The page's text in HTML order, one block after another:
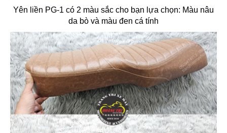
Yên liền PG-1 có 2 màu sắc cho bạn lựa chọn: Màu nâu
da bò và màu đen cá tính